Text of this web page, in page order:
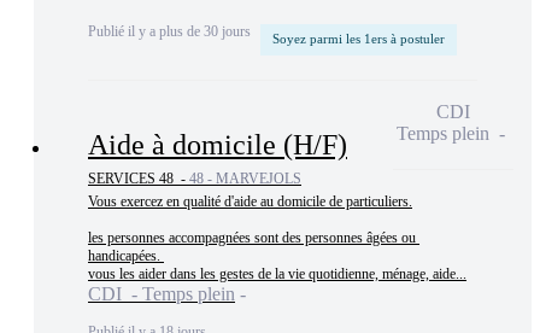
Publié il y a plus de 30 jours Soyez parmi les 1ers à postuler
Aide à domicile (H/F)
SERVICES 48 - 48 - MARVEJOLS
Vous exercez en qualité d'aide au domicile de particuliers.
les personnes accompagnées sont des personnes âgées ou
handicapées.
vous les aider dans les gestes de la vie quotidienne, ménage, aide...
CDI - Temps plein
CDI
Temps plein